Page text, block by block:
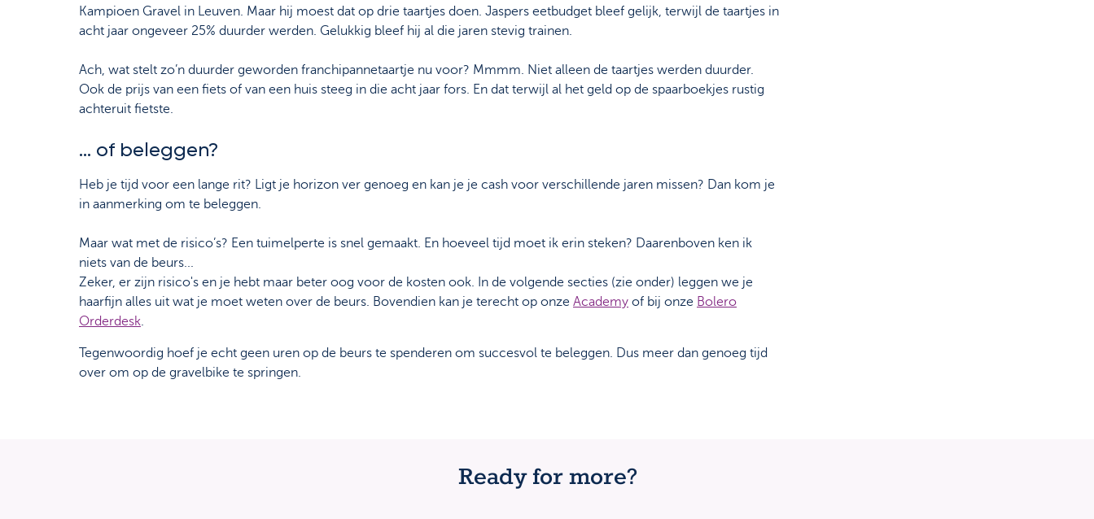
Kampioen Gravel in Leuven. Maar hij moest dat op drie taartjes doen. Jaspers eetbudget bleef gelijk, terwijl de taartjes in
acht jaar ongeveer 25% duurder werden. Gelukkig bleef hij al die jaren stevig trainen.
Ach, wat stelt zo’n duurder geworden franchipannetaartje nu voor? Mmmm. Niet alleen de taartjes werden duurder.
Ook de prijs van een fiets of van een huis steeg in die acht jaar fors. En dat terwijl al het geld op de spaarboekjes rustig
achteruit fietste.
... of beleggen?
Heb je tijd voor een lange rit? Ligt je horizon ver genoeg en kan je je cash voor verschillende jaren missen? Dan kom je
in aanmerking om te beleggen.
Maar wat met de risico’s? Een tuimelperte is snel gemaakt. En hoeveel tijd moet ik erin steken? Daarenboven ken ik
niets van de beurs...
Zeker, er zijn risico's en je hebt maar beter oog voor de kosten ook. In de volgende secties (zie onder) leggen we je
haarfijn alles uit wat je moet weten over de beurs. Bovendien kan je terecht op onze Academy of bij onze Bolero
Orderdesk.
Tegenwoordig hoef je echt geen uren op de beurs te spenderen om succesvol te beleggen. Dus meer dan genoeg tijd
over om op de gravelbike te springen.
Ready for more?